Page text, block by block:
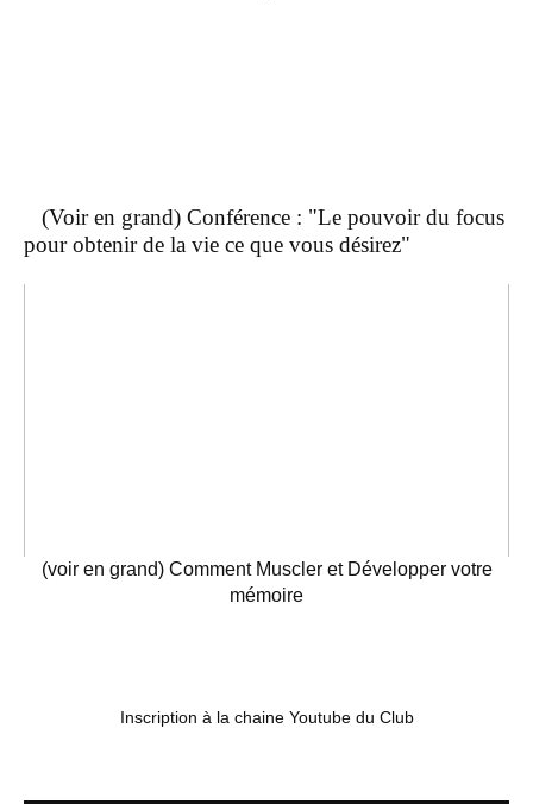
(Voir en grand) Conférence : "Le pouvoir du focus
pour obtenir de la vie ce que vous désirez"
(voir en grand) Comment Muscler et Développer votre
mémoire
Inscription à la chaine Youtube du Club